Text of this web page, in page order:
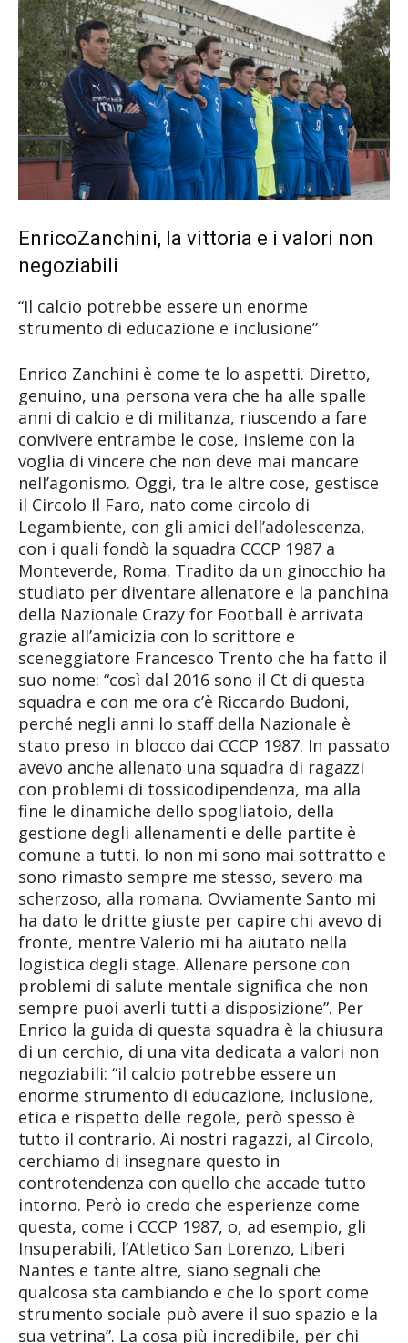
EnricoZanchini, la vittoria e i valori non
negoziabili
“Il calcio potrebbe essere un enorme
strumento di educazione e inclusione”
Enrico Zanchini è come te lo aspetti. Diretto,
genuino, una persona vera che ha alle spalle
anni di calcio e di militanza, riuscendo a fare
convivere entrambe le cose, insieme con la
voglia di vincere che non deve mai mancare
nell’agonismo. Oggi, tra le altre cose, gestisce
il Circolo Il Faro, nato come circolo di
Legambiente, con gli amici dell’adolescenza,
con i quali fondò la squadra CCCP 1987 a
Monteverde, Roma. Tradito da un ginocchio ha
studiato per diventare allenatore e la panchina
della Nazionale Crazy for Football è arrivata
grazie all’amicizia con lo scrittore e
sceneggiatore Francesco Trento che ha fatto il
suo nome: “così dal 2016 sono il Ct di questa
squadra e con me ora c’è Riccardo Budoni,
perché negli anni lo staff della Nazionale è
stato preso in blocco dai CCCP 1987. In passato
avevo anche allenato una squadra di ragazzi
con problemi di tossicodipendenza, ma alla
fine le dinamiche dello spogliatoio, della
gestione degli allenamenti e delle partite è
comune a tutti. Io non mi sono mai sottratto e
sono rimasto sempre me stesso, severo ma
scherzoso, alla romana. Ovviamente Santo mi
ha dato le dritte giuste per capire chi avevo di
fronte, mentre Valerio mi ha aiutato nella
logistica degli stage. Allenare persone con
problemi di salute mentale significa che non
sempre puoi averli tutti a disposizione”. Per
Enrico la guida di questa squadra è la chiusura
di un cerchio, di una vita dedicata a valori non
negoziabili: “il calcio potrebbe essere un
enorme strumento di educazione, inclusione,
etica e rispetto delle regole, però spesso è
tutto il contrario. Ai nostri ragazzi, al Circolo,
cerchiamo di insegnare questo in
controtendenza con quello che accade tutto
intorno. Però io credo che esperienze come
questa, come i CCCP 1987, o, ad esempio, gli
Insuperabili, l’Atletico San Lorenzo, Liberi
Nantes e tante altre, siano segnali che
qualcosa sta cambiando e che lo sport come
strumento sociale può avere il suo spazio e la
sua vetrina”. La cosa più incredibile, per chi